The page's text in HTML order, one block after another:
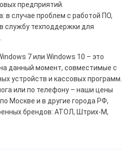
предприятий.
в случае проблем с работой ПО,
службу техподдержки для
7 или Windows 10 – это
данный момент, совместимые с
устройств и кассовых программ.
или по телефону – наши цены
Москве и в другие города РФ,
брендов: АТОЛ, Штрих-М,